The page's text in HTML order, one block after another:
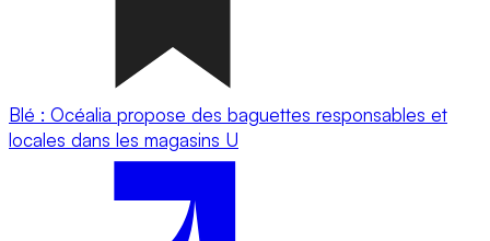
Blé : Océalia propose des baguettes responsables et
locales dans les magasins U